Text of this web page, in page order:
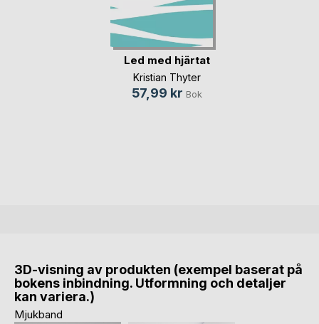
Led med hjärtat
Kristian Thyter
57,99 kr Bok
3D-visning av produkten (exempel baserat på
bokens inbindning. Utformning och detaljer
kan variera.)
Mjukband